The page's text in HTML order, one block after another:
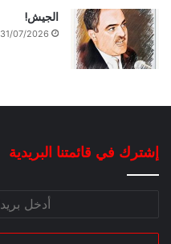
الجيش!
31/07/2026
إشترك في قائمتنا البريدية